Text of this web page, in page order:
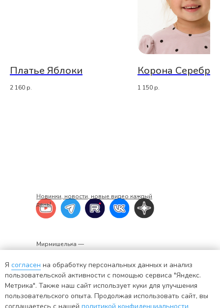
Платье Яблоки
2 160 р.
Корона Серебро
1 150 р.
Мирмишелька —
создаем нарядные
+7 920 382-34-02 ИНН: 441401571176
Новинки, новости, новые видео каждый
день!
Я согласен на обработку персональных данных и анализ
пользовательской активности с помощью сервиса "Яндекс.
Метрика". Также наш сайт использует куки для улучшения
пользовательского опыта. Продолжая использовать сайт, вы
соглашаетесь с нашей политикой конфиденциальности